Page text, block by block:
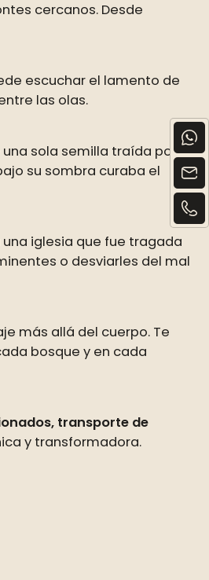
cercanos. Desde
escuchar el lamento de
las olas.
sola semilla traída por
su sombra curaba el
iglesia que fue tragada
o desviarles del mal
más allá del cuerpo. Te
bosque y en cada
transporte de
y transformadora.